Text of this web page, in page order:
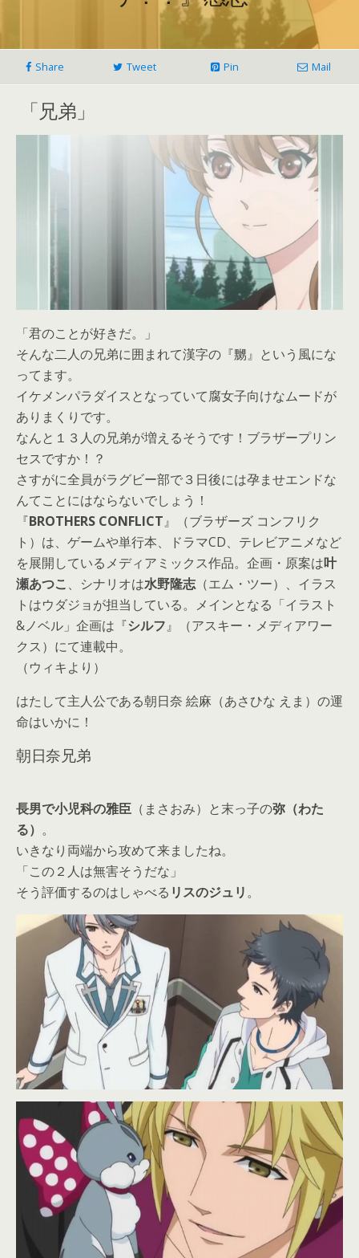
Share Tweet Pin Mail
「兄弟」
「君のことが好きだ。」
そんな二人の兄弟に囲まれて漢字の『嬲』という風にな
ってます。
イケメンパラダイスとなっていて腐女子向けなムードが
ありまくりです。
なんと１３人の兄弟が増えるそうです！ブラザープリン
セスですか！？
さすがに全員がラグビー部で３日後には孕ませエンドな
んてことにはならないでしょう！
『BROTHERS CONFLICT』（ブラザーズ コンフリク
ト）は、ゲームや単行本、ドラマCD、テレビアニメなど
を展開しているメディアミックス作品。企画・原案は叶
瀬あつこ、シナリオは水野隆志（エム・ツー）、イラス
トはウダジョが担当している。メインとなる「イラスト
&ノベル」企画は『シルフ』（アスキー・メディアワー
クス）にて連載中。
（ウィキより）
はたして主人公である朝日奈 絵麻（あさひな えま）の運
命はいかに！
朝日奈兄弟
長男で小児科の雅臣 （まさおみ）と末っ子の弥（わた
る） 。
いきなり両端から攻めて来ましたね。
「この２人は無害そうだな」
そう評価するのはしゃべる リスのジュリ。